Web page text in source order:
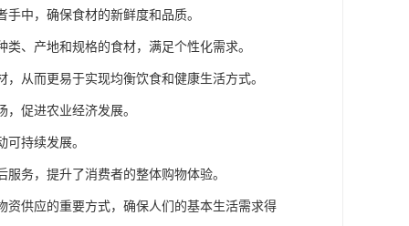
中，确保食材的新鲜度和品质。
、产地和规格的食材，满足个性化需求。
从而更易于实现均衡饮食和健康生活方式。
促进农业经济发展。
持续发展。
务，提升了消费者的整体购物体验。
供应的重要方式，确保人们的基本生活需求得